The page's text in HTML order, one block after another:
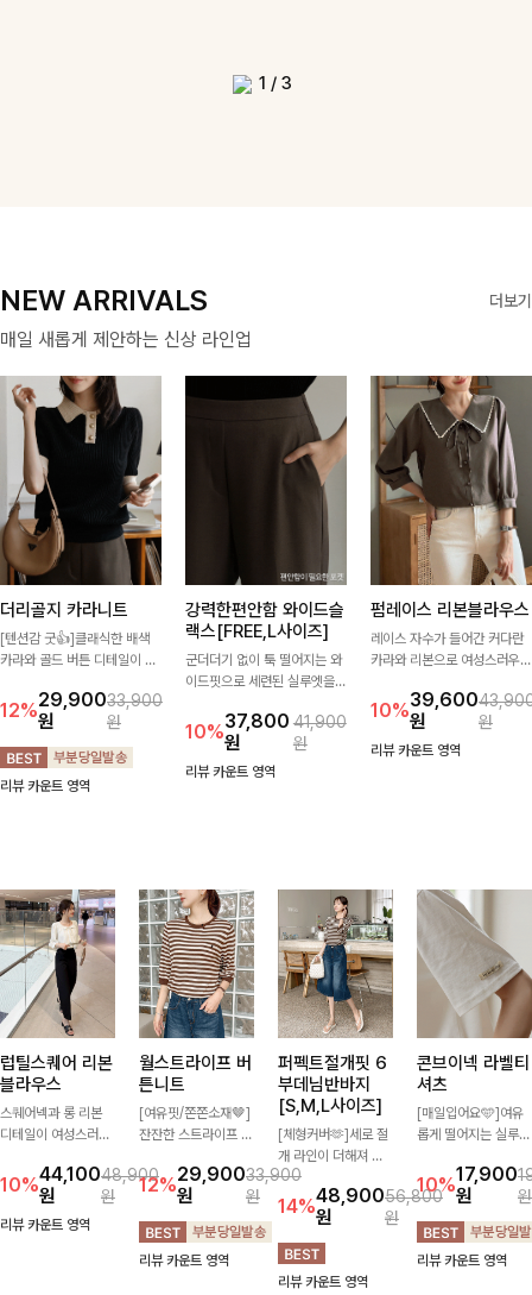
1 / 3
NEW ARRIVALS 더보기
매일 새롭게 제안하는 신상 라인업
더리골지 카라니트
[텐션감 굿👍]클래식한 배색
카라와 골드 버튼 디테일이 세
입니다. 세로 골지 짜임이 슬림
한 실루엣을 연출해 단정하면
서도 여성스러운 무드를 완성
해드려요.
12%29,900
원
33,900
원
리뷰 카운트 영역
강력한편안함 와이드슬
랙스[FREE,L사이즈]
군더더기 없이 툭 떨어지는 와
이드핏으로 세련된 실루엣을
끔한 디자인과 롱한 기장감으
로 다리가 길어 보이고 뒷밴딩
으로 편안하기까지-
10%37,800
원
41,900
원
리뷰 카운트 영역
펌레이스 리본블라우스
레이스 자수가 들어간 커다란
카라와 리본으로 여성스러우면
껴지는 블라우스에요🤎
10%39,600
원
원
리뷰 카운트 영역
럽틸스퀘어 리본
블라우스
스퀘어넥과 롱 리본
디테일이 여성스러운
는 블라우스입니다.
자연스럽게 잡힌 셔링
과 봉긋한 소매가 여
10%44,100
원
48,900
원
리뷰 카운트 영역
월스트라이프 버
튼니트
[여유핏/쫀쫀소재🤎]
잔잔한 스트라이프 패
더해져 캐주얼하면서
도 세련된 무드를 연
출해주는 니트- 가볍
고 부드러운 착용감으
로 단독은 물론 데일
12%29,900
원
33,900
원
리뷰 카운트 영역
퍼펙트절개핏 6
부데님반바지
[S,M,L사이즈]
[체형커버🫶]세로 절
개 라인이 더해져 다
리 라인을 더욱 길고
슬림하게 연출해주는
5부 데님 반바지 🤍
부담 없는 기장과 여
유로운 핏으로 편안하
게 착용되며 다양한
14%48,900
원
56,800
원
리뷰 카운트 영역
콘브이넥 라벨티
셔츠
[매일입어요🩵]여유
롭게 떨어지는 실루엣
자인으로 데일리하게
즐기기 좋은 티셔츠-
소매 라벨 디테일이
은은한 포인트를 더해
심플하면서도 센스 있
10%17,900
원
원
리뷰 카운트 영역